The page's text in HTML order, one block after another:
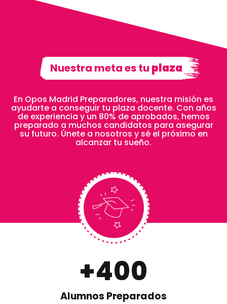
Nuestra meta es tu plaza
En Opos Madrid Preparadores, nuestra misión es
ayudarte a conseguir tu plaza docente. Con años
de experiencia y un 80% de aprobados, hemos
preparado a muchos candidatos para asegurar
su futuro. Únete a nosotros y sé el próximo en
alcanzar tu sueño.
Alumnos Preparados
+400